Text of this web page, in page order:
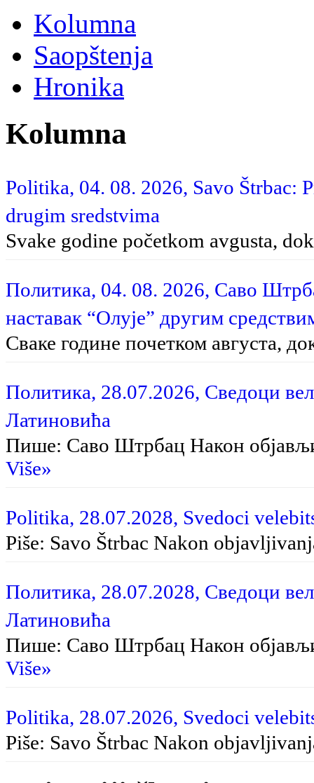
Kolumna
Saopštenja
Hronika
Kolumna
Politika, 04. 08. 2026, Savo Štrbac:
drugim sredstvima
Svake godine početkom avgusta,
Политика, 04. 08. 2026, Саво
наставак “Олује” другим
Сваке године почетком августа,
Политика, 28.07.2026, Сведоци
Латиновића
Пише: Саво Штрбац На­кон
Više»
Politika, 28.07.2028, Svedoci
Piše: Savo Štrbac Na­kon
Политика, 28.07.2028, Сведоци
Латиновића
Пише: Саво Штрбац Након
Više»
Politika, 28.07.2026, Svedoci
Piše: Savo Štrbac Nakon